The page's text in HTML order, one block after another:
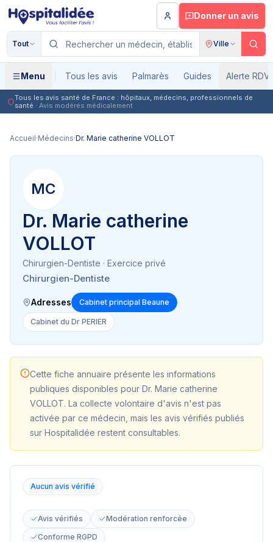
Aller au contenu principal
Donner un avis
Tout Ville
Menu Tous les avis Palmarès Guides Alerte RDV
Tous les avis santé de France : hôpitaux, médecins, professionnels de
santé · Avis modérés médicalement
Accueil·Médecins·Dr. Marie catherine VOLLOT
MC
Dr. Marie catherine
VOLLOT
Chirurgien-Dentiste · Exercice privé
Chirurgien-Dentiste
Adresses Cabinet principal Beaune
Cabinet du Dr PERIER
Cette fiche annuaire présente les informations
publiques disponibles pour Dr. Marie catherine
VOLLOT. La collecte volontaire d'avis n'est pas
activée par ce médecin, mais les avis vérifiés publiés
sur Hospitalidée restent consultables.
Aucun avis vérifié
Avis vérifiés
Modération renforcée
Conforme RGPD